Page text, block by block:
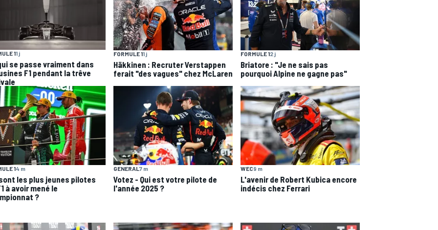
11 j
se passe vraiment dans
F1 pendant la trêve
FORMULE 11 j
Häkkinen : Recruter Verstappen
ferait "des vagues" chez McLaren
FORMULE 12 j
Briatore : "Je ne sais pas
pourquoi Alpine ne gagne pas"
14 m
les plus jeunes pilotes
à avoir mené le
?
GENERAL 7 m
Votez - Qui est votre pilote de
l'année 2025 ?
WEC9 m
L'avenir de Robert Kubica encore
indécis chez Ferrari